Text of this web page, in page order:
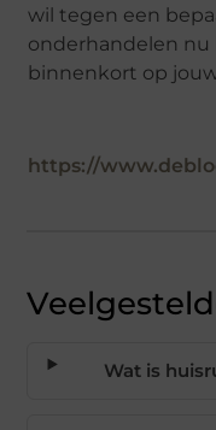
wil tegen een
onderhandelen
binnenkort op
https://
Wat is